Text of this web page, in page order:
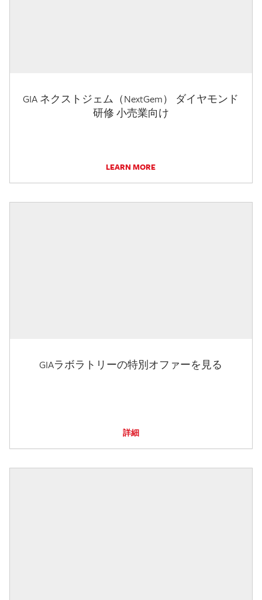
GIA ネクストジェム（NextGem） ダイヤモンド
研修 小売業向け
LEARN MORE
GIAラボラトリーの特別オファーを見る
詳細